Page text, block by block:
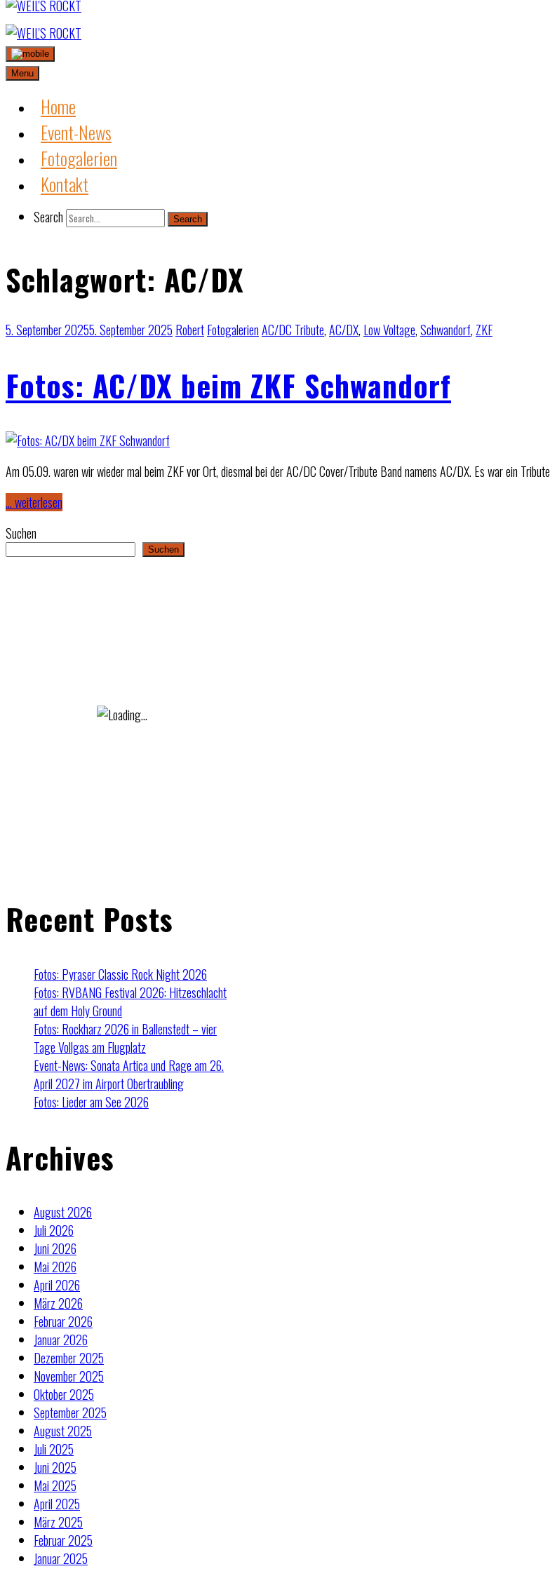
Skip
to
content
Menu
Home
Event-News
Fotogalerien
Kontakt
Search Search
Schlagwort: AC/DX
5. September 20255. September 2025 RobertFotogalerienAC/DC Tribute,AC/DX, Low Voltage,Schwandorf, ZKF
Fotos: AC/DX beim ZKF Schwandorf
Am 05.09. waren wir wieder mal beim ZKF vor Ort, diesmal bei der AC/DC Cover/Tribute Band namens AC/DX. Es war ein Tribute
… weiterlesen
Suchen
Suchen
Recent Posts
Fotos: Pyraser Classic Rock Night 2026
Fotos: RVBANG Festival 2026: Hitzeschlacht
auf dem Holy Ground
Fotos: Rockharz 2026 in Ballenstedt – vier
Tage Vollgas am Flugplatz
Event-News: Sonata Artica und Rage am 26.
April 2027 im Airport Obertraubling
Fotos: Lieder am See 2026
Archives
August 2026
Juli 2026
Juni 2026
Mai 2026
April 2026
März 2026
Februar 2026
Januar 2026
Dezember 2025
November 2025
Oktober 2025
September 2025
August 2025
Juli 2025
Juni 2025
Mai 2025
April 2025
März 2025
Februar 2025
Januar 2025